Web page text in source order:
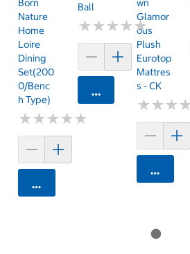
Born
Nature
Home
Loire
Dining
Set(200
0/Benc
H Type)
★★★★★
★★★★★
카트에 담기
Ball
★★★★★
★★★★★
카트에 담기
Wn
Glamor
Ous
Plush
Eurotop
Mattres
S - CK
★★★★
★★★★
카트에